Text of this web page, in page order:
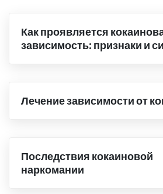
Как проявляется
зависимость: признаки и
Лечение зависимости от
Последствия кокаиновой
наркомании